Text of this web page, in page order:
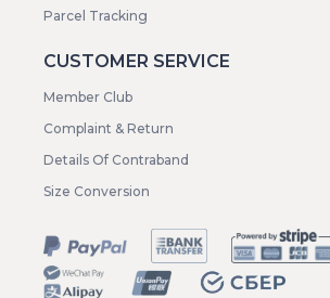
Parcel Tracking
CUSTOMER SERVICE
Member Club
Complaint & Return
Details Of Contraband
Size Conversion